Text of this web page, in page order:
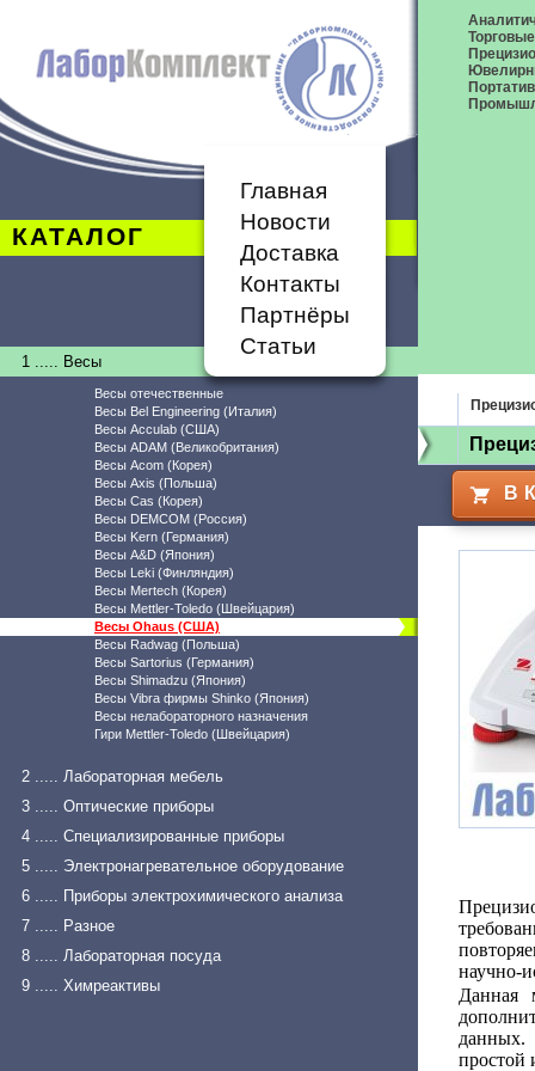
КАТАЛОГ
Главная
Новости
Доставка
Контакты
Партнёры
Статьи
1 ..... Весы
Весы отечественные
Весы Bel Engineering (Италия)
Весы Acculab (США)
Весы ADAM (Великобритания)
Весы Acom (Корея)
Весы Axis (Польша)
Весы Cas (Корея)
Весы DEMCOM (Россия)
Весы Kern (Германия)
Весы A&D (Япония)
Весы Leki (Финляндия)
Весы Mertech (Корея)
Весы Mettler-Toledo (Швейцария)
Весы Ohaus (США)
Весы Radwag (Польша)
Весы Sartorius (Германия)
Весы Shimadzu (Япония)
Весы Vibra фирмы Shinko (Япония)
Весы нелабораторного назначения
Гири Mettler-Toledo (Швейцария)
2 ..... Лабораторная мебель
3 ..... Оптические приборы
4 ..... Специализированные приборы
5 ..... Электронагревательное оборудование
6 ..... Приборы электрохимического анализа
7 ..... Разное
8 ..... Лабораторная посуда
9 ..... Химреактивы
В
научно-
Данная
данных.
простой